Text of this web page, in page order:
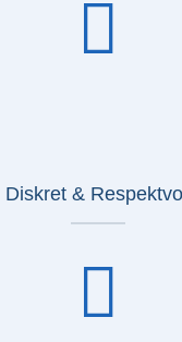
Diskret &